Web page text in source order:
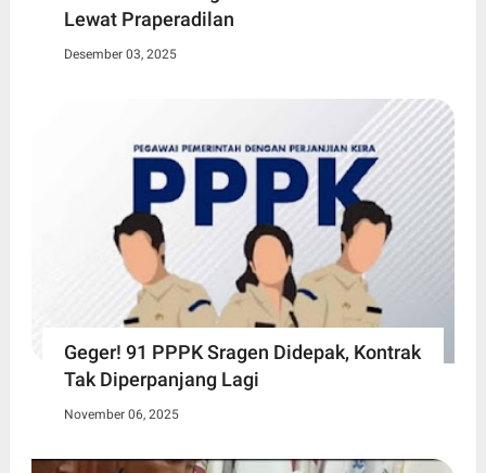
Lewat Praperadilan
Desember 03, 2025
Geger! 91 PPPK Sragen Didepak, Kontrak
Tak Diperpanjang Lagi
November 06, 2025